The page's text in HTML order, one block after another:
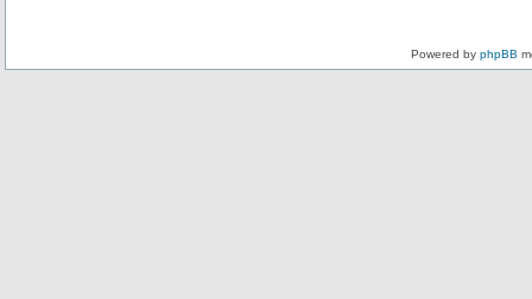
Powered by phpBB